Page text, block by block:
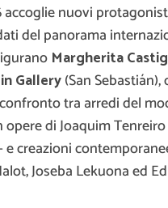
accoglie nuovi
del panorama
Margherita
Gallery(San Sebastián),
tra arredi del
di Joaquim Tenreiro
e creazioni
Joseba Lekuona ed